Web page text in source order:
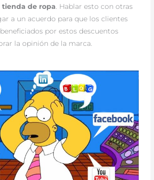
tienda de ropa . Hablar esto con otras
a un acuerdo para que los clientes
por estos descuentos
la opinión de la marca.